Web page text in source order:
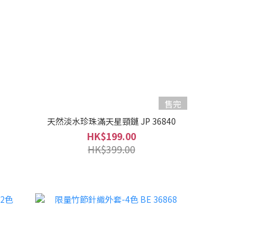
售完
天然淡水珍珠滿天星頸鏈 JP 36840
HK$199.00
HK$399.00